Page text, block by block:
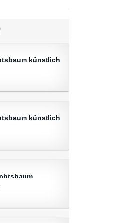
künstlich
künstlich